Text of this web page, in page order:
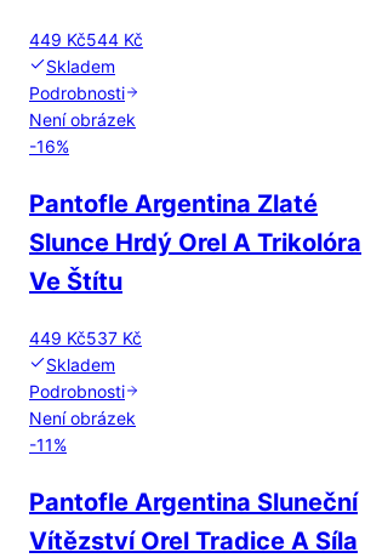
449 Kč544 Kč
Skladem
Podrobnosti
Není obrázek
-16%
Pantofle Argentina Zlaté
Slunce Hrdý Orel A Trikolóra
Ve Štítu
449 Kč537 Kč
Skladem
Podrobnosti
Není obrázek
-11%
Pantofle Argentina Sluneční
Vítězství Orel Tradice A Síla